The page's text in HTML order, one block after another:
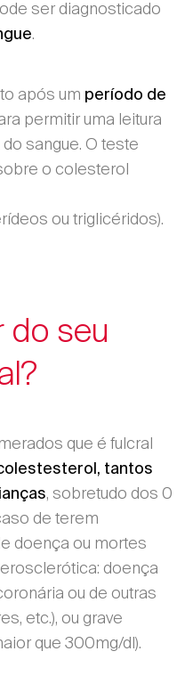
ser diagnosticado
.
após um período de
permitir uma leitura
sangue. O teste
o colesterol
ou triglicéridos).
do seu
que é fulcral
tantos
, sobretudo dos 0
de terem
doença ou mortes
doença
ou de outras
etc.), ou grave
que 300mg/dl).